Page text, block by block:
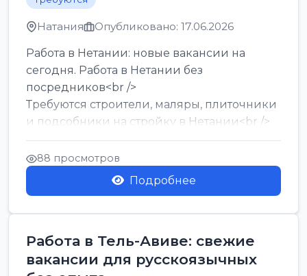
Натания Опубликовано: 17.06.2026
Работа в Нетании: новые вакансии на
сегодня. Работа в Нетании без
посредников<br />
Требуются строители, маляры, плиточники
и подсобники на стройку в Нетании<br />
Срочно требуются горничные, уборщи...
88 просмотров
Подробнее
Работа в Тель-Авиве: свежие
вакансии для русскоязычных